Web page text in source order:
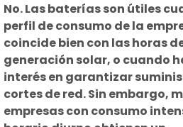
No. Las baterías son útiles
perfil de consumo de la
coincide bien con las horas
generación solar, o cuando
interés en garantizar
cortes de red. Sin embargo,
empresas con consumo